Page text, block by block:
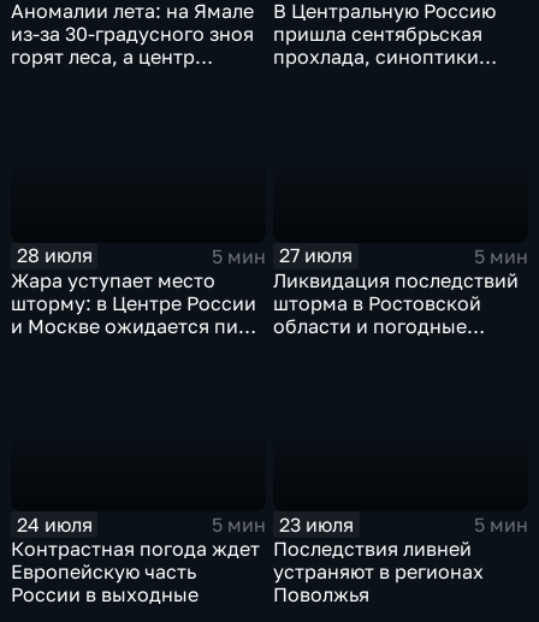
Аномалии лета: на Ямале
из-за 30-градусного зноя
горят леса, а центр
В Центральную Россию
пришла сентябрьская
прохлада, синоптики
28 июля
5 мин
Жара уступает место
шторму: в Центре России
и Москве ожидается пик
27 июля
5 мин
Ликвидация последствий
шторма в Ростовской
области и погодные
24 июля
5 мин
Контрастная погода ждет
Европейскую часть
России в выходные
23 июля
5 мин
Последствия ливней
устраняют в регионах
Поволжья